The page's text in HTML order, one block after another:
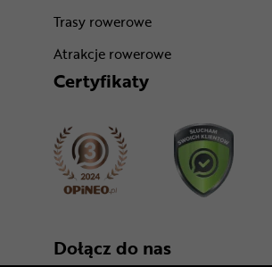
Trasy rowerowe
Atrakcje rowerowe
Certyfikaty
Dołącz do nas